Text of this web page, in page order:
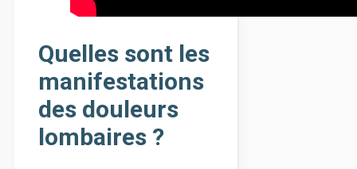
Quelles sont les
manifestations
des douleurs
lombaires ?